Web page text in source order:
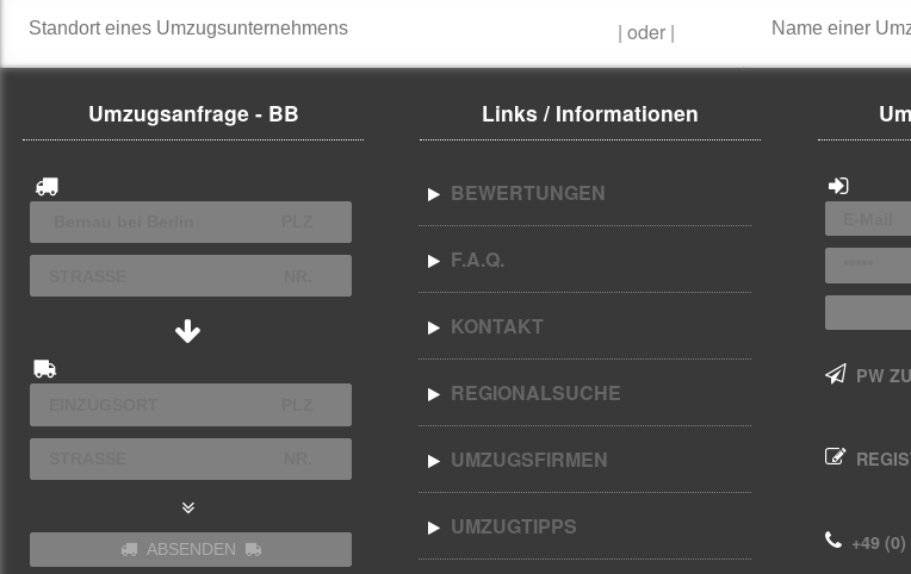
| oder |
Umzugsanfrage - BB
ABSENDEN
Links / Informationen
BEWERTUNGEN
F.A.Q.
KONTAKT
REGIONALSUCHE
UMZUGSFIRMEN
UMZUGTIPPS
PW
+49